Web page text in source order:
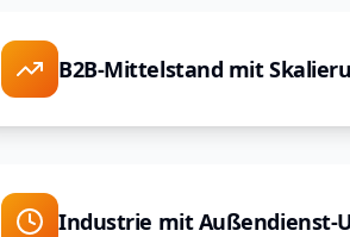
B2B-Mittelstand mit
Industrie mit Außendienst-